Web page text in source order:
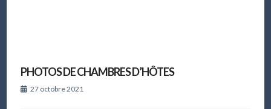
PHOTOS DE CHAMBRES D’HÔTES
27 octobre 2021